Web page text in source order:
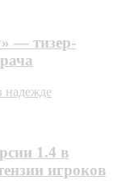
— тизер-
надежде
1.4 в
игроков